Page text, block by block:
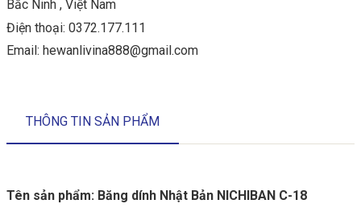
Bắc Ninh , Việt Nam
Điện thoại: 0372.177.111
Email: hewanlivina888@gmail.com
THÔNG TIN SẢN PHẨM
Tên sản phẩm: Băng dính Nhật Bản NICHIBAN C-18